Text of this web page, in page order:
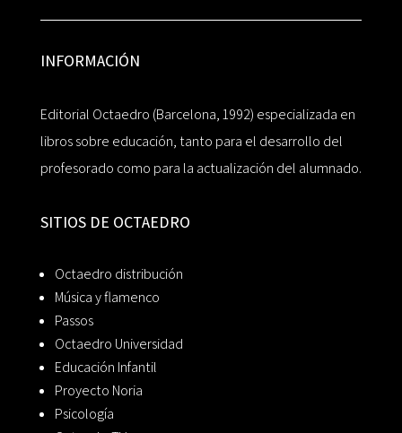
INFORMACIÓN
Editorial Octaedro (Barcelona, 1992) especializada en
libros sobre educación, tanto para el desarrollo del
profesorado como para la actualización del alumnado.
SITIOS DE OCTAEDRO
Octaedro distribución
Música y flamenco
Passos
Octaedro Universidad
Educación Infantil
Proyecto Noria
Psicología